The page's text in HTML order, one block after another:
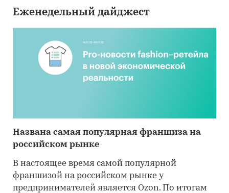
Еженедельный дайджест
Названа самая популярная франшиза на
российском рынке
В настоящее время самой популярной
франшизой на российском рынке у
предпринимателей является Ozon. По итогам